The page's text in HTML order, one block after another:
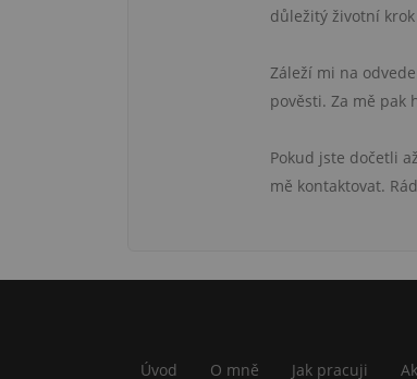
důležitý životní
Záleží mi na
pověsti. Za mě pak
Pokud jste dočetli
mě kontaktovat.
Úvod O mně Jak pracuji